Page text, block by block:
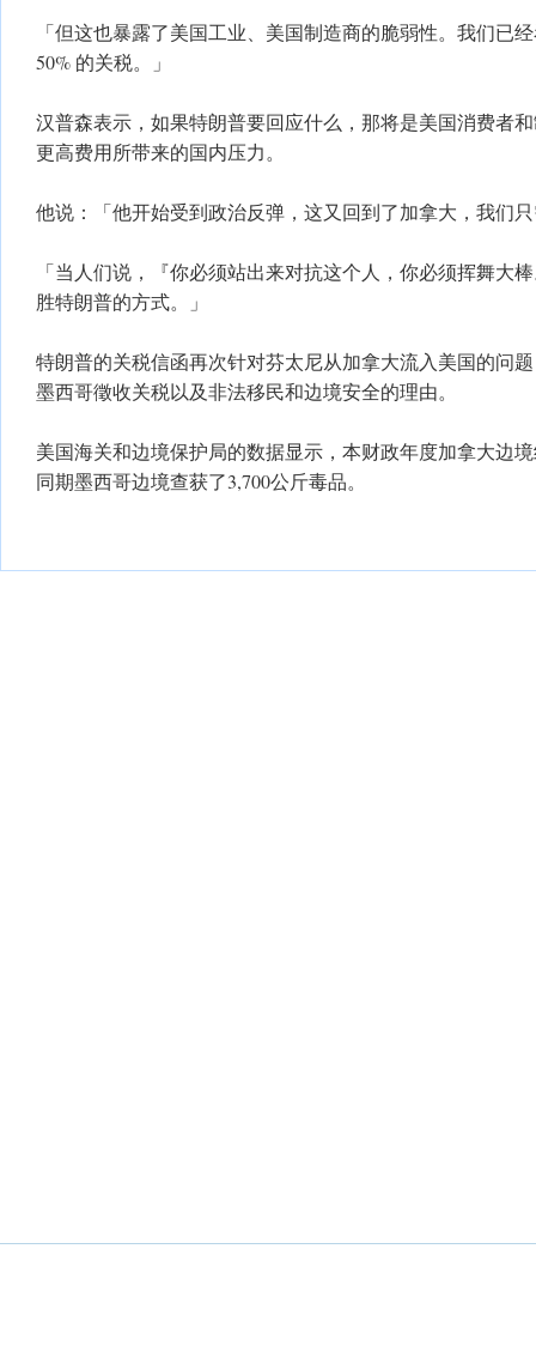
「但这也暴露了美国工业、美国制造商的脆弱性。我们已
50% 的关税。」
汉普森表示，如果特朗普要回应什么，那将是美国消费者
更高费用所带来的国内压力。
他说：「他开始受到政治反弹，这又回到了加拿大，我们
「当人们说，『你必须站出来对抗这个人，你必须挥舞大
胜特朗普的方式。」
特朗普的关税信函再次针对芬太尼从加拿大流入美国的问
墨西哥徵收关税以及非法移民和边境安全的理由。
美国海关和边境保护局的数据显示，本财政年度加拿大边
同期墨西哥边境查获了3,700公斤毒品。